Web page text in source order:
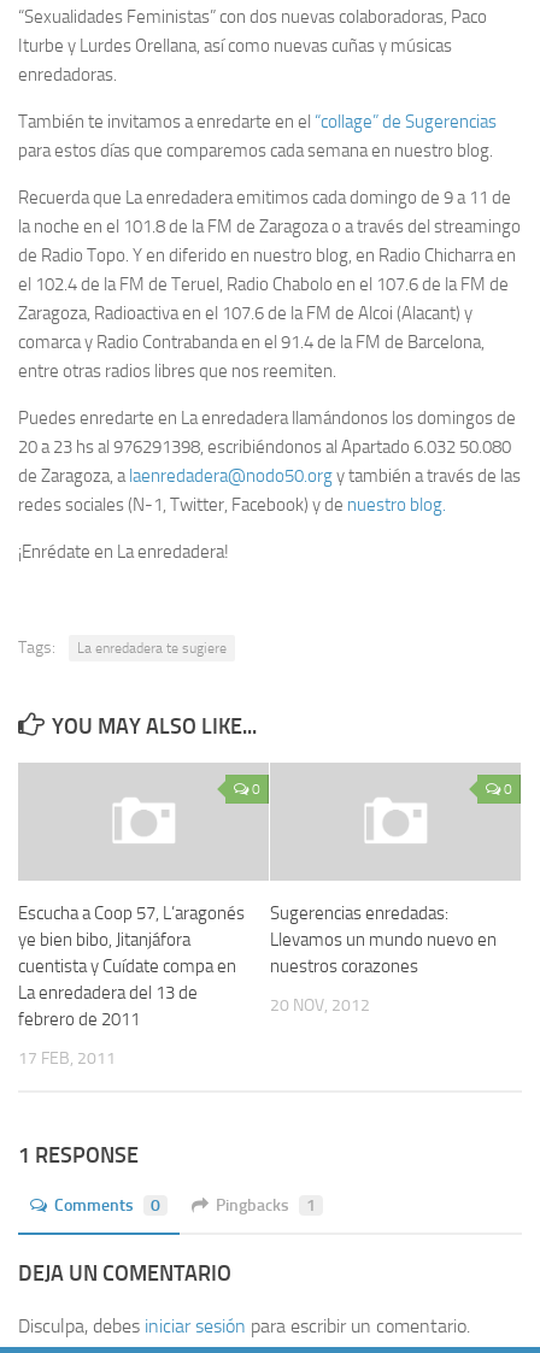
“Sexualidades Feministas” con dos nuevas colaboradoras, Paco
Iturbe y Lurdes Orellana, así como nuevas cuñas y músicas
enredadoras.
También te invitamos a enredarte en el “collage” de Sugerencias
para estos días que comparemos cada semana en nuestro blog.
Recuerda que La enredadera emitimos cada domingo de 9 a 11 de
la noche en el 101.8 de la FM de Zaragoza o a través del streamingo
de Radio Topo. Y en diferido en nuestro blog, en Radio Chicharra en
el 102.4 de la FM de Teruel, Radio Chabolo en el 107.6 de la FM de
Zaragoza, Radioactiva en el 107.6 de la FM de Alcoi (Alacant) y
comarca y Radio Contrabanda en el 91.4 de la FM de Barcelona,
entre otras radios libres que nos reemiten.
Puedes enredarte en La enredadera llamándonos los domingos de
20 a 23 hs al 976291398, escribiéndonos al Apartado 6.032 50.080
de Zaragoza, alaenredadera@nodo50.orgy también a través de las
redes sociales (N-1, Twitter, Facebook) y de nuestro blog.
¡Enrédate en La enredadera!
Tags: La enredadera te sugiere
YOU MAY ALSO LIKE...
0
Escucha a Coop 57, L’aragonés
ye bien bibo, Jitanjáfora
cuentista y Cuídate compa en
La enredadera del 13 de
febrero de 2011
17 FEB, 2011
0
Sugerencias enredadas:
Llevamos un mundo nuevo en
nuestros corazones
20 NOV, 2012
1 RESPONSE
Comments 0 Pingbacks 1
DEJA UN COMENTARIO
Disculpa, debes iniciar sesión para escribir un comentario.